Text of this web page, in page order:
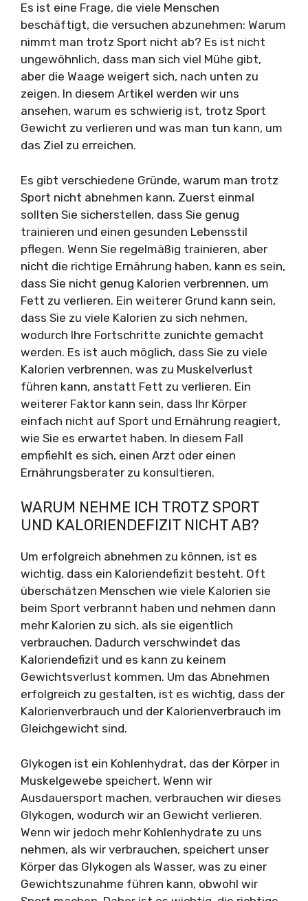
Es ist eine Frage, die viele Menschen
beschäftigt, die versuchen abzunehmen: Warum
nimmt man trotz Sport nicht ab? Es ist nicht
ungewöhnlich, dass man sich viel Mühe gibt,
aber die Waage weigert sich, nach unten zu
zeigen. In diesem Artikel werden wir uns
ansehen, warum es schwierig ist, trotz Sport
Gewicht zu verlieren und was man tun kann, um
das Ziel zu erreichen.
Es gibt verschiedene Gründe, warum man trotz
Sport nicht abnehmen kann. Zuerst einmal
sollten Sie sicherstellen, dass Sie genug
trainieren und einen gesunden Lebensstil
pflegen. Wenn Sie regelmäßig trainieren, aber
nicht die richtige Ernährung haben, kann es sein,
dass Sie nicht genug Kalorien verbrennen, um
Fett zu verlieren. Ein weiterer Grund kann sein,
dass Sie zu viele Kalorien zu sich nehmen,
wodurch Ihre Fortschritte zunichte gemacht
werden. Es ist auch möglich, dass Sie zu viele
Kalorien verbrennen, was zu Muskelverlust
führen kann, anstatt Fett zu verlieren. Ein
weiterer Faktor kann sein, dass Ihr Körper
einfach nicht auf Sport und Ernährung reagiert,
wie Sie es erwartet haben. In diesem Fall
empfiehlt es sich, einen Arzt oder einen
Ernährungsberater zu konsultieren.
WARUM NEHME ICH TROTZ SPORT
UND KALORIENDEFIZIT NICHT AB?
Um erfolgreich abnehmen zu können, ist es
wichtig, dass ein Kaloriendefizit besteht. Oft
überschätzen Menschen wie viele Kalorien sie
beim Sport verbrannt haben und nehmen dann
mehr Kalorien zu sich, als sie eigentlich
verbrauchen. Dadurch verschwindet das
Kaloriendefizit und es kann zu keinem
Gewichtsverlust kommen. Um das Abnehmen
erfolgreich zu gestalten, ist es wichtig, dass der
Kalorienverbrauch und der Kalorienverbrauch im
Gleichgewicht sind.
Glykogen ist ein Kohlenhydrat, das der Körper in
Muskelgewebe speichert. Wenn wir
Ausdauersport machen, verbrauchen wir dieses
Glykogen, wodurch wir an Gewicht verlieren.
Wenn wir jedoch mehr Kohlenhydrate zu uns
nehmen, als wir verbrauchen, speichert unser
Körper das Glykogen als Wasser, was zu einer
Gewichtszunahme führen kann, obwohl wir